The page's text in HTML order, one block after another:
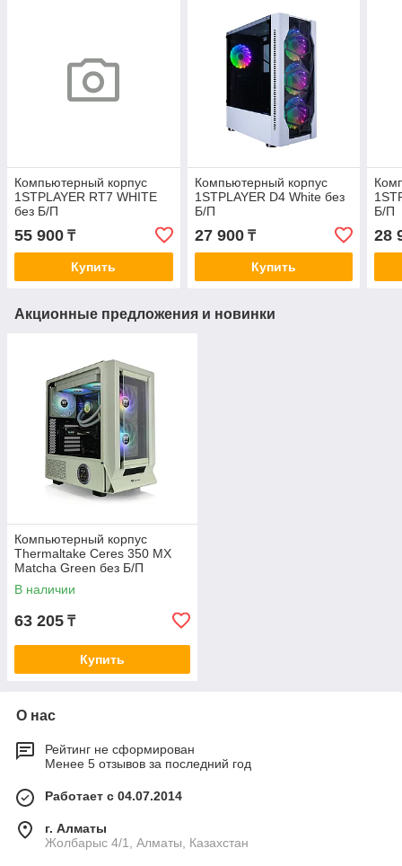
Компьютерный корпус
1STPLAYER RT7 WHITE
без Б/П
55 900 ₸
Купить
Компьютерный корпус
1STPLAYER D4 White без
Б/П
27 900₸
Купить
Б/П
28
Акционные предложения и новинки
Компьютерный корпус
Thermaltake Ceres 350 MX
Matcha Green без Б/П
В наличии
63 205 ₸
Купить
О нас
Рейтинг не сформирован
Менее 5 отзывов за последний год
Работает с 04.07.2014
г. Алматы
Жолбарыс 4/1, Алматы, Казахстан